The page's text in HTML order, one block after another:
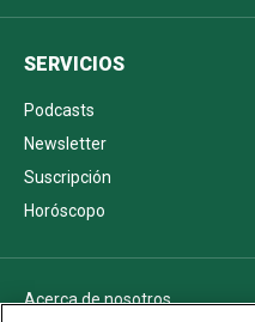
SERVICIOS
Podcasts
Newsletter
Suscripción
Horóscopo
Acerca de nosotros